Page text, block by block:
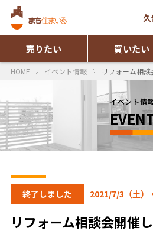
売りたい 買いたい
HOME イベント情報 リフォーム相談
イベント情
終了しました 2021/7/3（土）
リフォーム相談会開催